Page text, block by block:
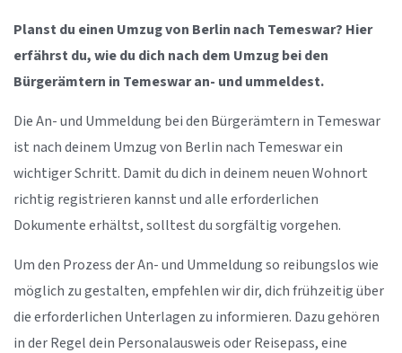
Planst du einen Umzug von Berlin nach Temeswar? Hier
erfährst du, wie du dich nach dem Umzug bei den
Bürgerämtern in Temeswar an- und ummeldest.
Die An- und Ummeldung bei den Bürgerämtern in Temeswar
ist nach deinem Umzug von Berlin nach Temeswar ein
wichtiger Schritt. Damit du dich in deinem neuen Wohnort
richtig registrieren kannst und alle erforderlichen
Dokumente erhältst, solltest du sorgfältig vorgehen.
Um den Prozess der An- und Ummeldung so reibungslos wie
möglich zu gestalten, empfehlen wir dir, dich frühzeitig über
die erforderlichen Unterlagen zu informieren. Dazu gehören
in der Regel dein Personalausweis oder Reisepass, eine